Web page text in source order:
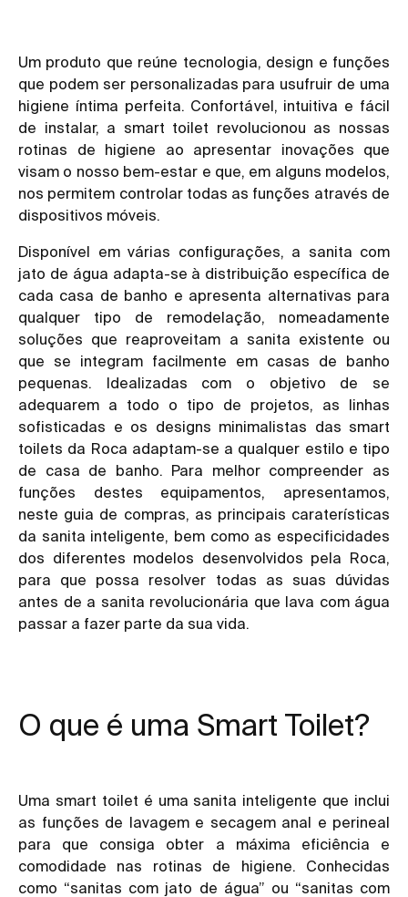
Um produto que reúne tecnologia, design e funções
que podem ser personalizadas para usufruir de uma
higiene íntima perfeita. Confortável, intuitiva e fácil
de instalar, a smart toilet revolucionou as nossas
rotinas de higiene ao apresentar inovações que
visam o nosso bem-estar e que, em alguns modelos,
nos permitem controlar todas as funções através de
dispositivos móveis.
Disponível em várias configurações, a sanita com
jato de água adapta-se à distribuição específica de
cada casa de banho e apresenta alternativas para
qualquer tipo de remodelação, nomeadamente
soluções que reaproveitam a sanita existente ou
que se integram facilmente em casas de banho
pequenas. Idealizadas com o objetivo de se
adequarem a todo o tipo de projetos, as linhas
sofisticadas e os designs minimalistas das smart
toilets da Roca adaptam-se a qualquer estilo e tipo
de casa de banho. Para melhor compreender as
funções destes equipamentos, apresentamos,
neste guia de compras, as principais caraterísticas
da sanita inteligente, bem como as especificidades
dos diferentes modelos desenvolvidos pela Roca,
para que possa resolver todas as suas dúvidas
antes de a sanita revolucionária que lava com água
passar a fazer parte da sua vida.
O que é uma Smart Toilet?
Uma smart toilet é uma sanita inteligente que inclui
as funções de lavagem e secagem anal e perineal
para que consiga obter a máxima eficiência e
comodidade nas rotinas de higiene. Conhecidas
como “sanitas com jato de água” ou “sanitas com